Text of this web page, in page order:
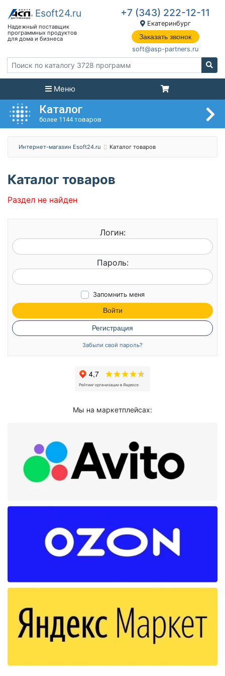
+7 (343) 222-12-11
Екатеринбург
Заказать звонок
soft@asp-partners.ru
Меню
Каталог
более 1144 товаров
Интернет-магазин Esoft24.ru Каталог товаров
Каталог товаров
Раздел не найден
Логин:
Пароль:
Запомнить меня
Войти
Регистрация
Забыли свой пароль?
Мы на маркетплейсах: